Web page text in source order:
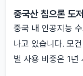
중국산 칩으론 도
중국 내 인공지능
나고 있습니다. 모
벌 사용 비중은 1년